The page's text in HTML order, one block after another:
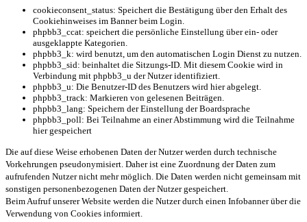
cookieconsent_status: Speichert die Bestätigung über den Erhalt des
Cookiehinweises im Banner beim Login.
phpbb3_ccat: speichert die persönliche Einstellung über ein- oder
ausgeklappte Kategorien.
phpbb3_k: wird benutzt, um den automatischen Login Dienst zu nutzen.
phpbb3_sid: beinhaltet die Sitzungs-ID. Mit diesem Cookie wird in
Verbindung mit phpbb3_u der Nutzer identifiziert.
phpbb3_u: Die Benutzer-ID des Benutzers wird hier abgelegt.
phpbb3_track: Markieren von gelesenen Beiträgen.
phpbb3_lang: Speichern der Einstellung der Boardsprache
phpbb3_poll: Bei Teilnahme an einer Abstimmung wird die Teilnahme
hier gespeichert
Die auf diese Weise erhobenen Daten der Nutzer werden durch technische
Vorkehrungen pseudonymisiert. Daher ist eine Zuordnung der Daten zum
aufrufenden Nutzer nicht mehr möglich. Die Daten werden nicht gemeinsam mit
sonstigen personenbezogenen Daten der Nutzer gespeichert.
Beim Aufruf unserer Website werden die Nutzer durch einen Infobanner über die
Verwendung von Cookies informiert.